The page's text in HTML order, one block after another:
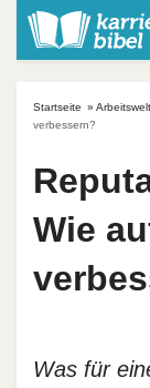
Startseite »
verbessern?
Wie
Was für